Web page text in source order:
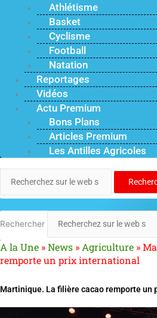
Athlétisme
Basket
Cyclisme
Football
Natation
Reportages
Vidéos
Actu Premium
Bons Plans
Articles Premium
Les Antilles Agricoles
Rechercher
A la Une »News »Agriculture »
remporte un prix international
Martinique. La filière cacao remporte un